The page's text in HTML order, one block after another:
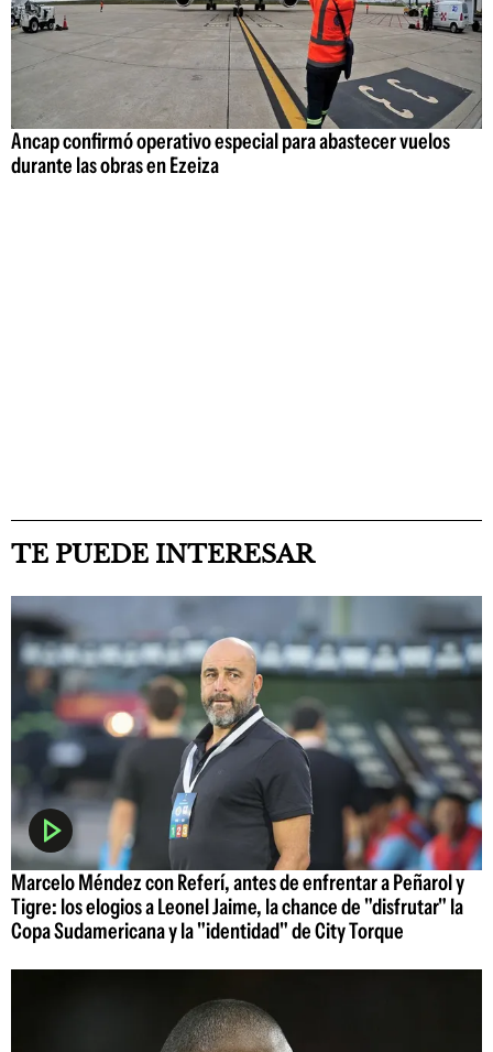
Ancap confirmó operativo especial para abastecer vuelos
durante las obras en Ezeiza
TE PUEDE INTERESAR
Marcelo Méndez con Referí, antes de enfrentar a Peñarol y
Tigre: los elogios a Leonel Jaime, la chance de "disfrutar" la
Copa Sudamericana y la "identidad" de City Torque